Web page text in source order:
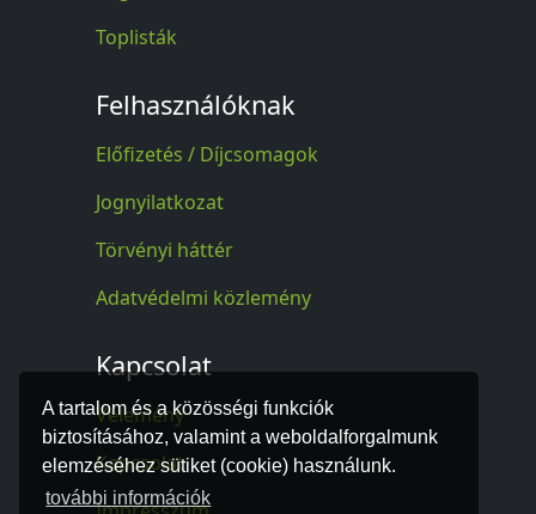
A tartalom és a közösségi funkciók
biztosításához, valamint a weboldalforgalmunk
elemzéséhez sütiket (cookie) használunk.
további információk
Toplisták
Felhasználóknak
Előfizetés / Díjcsomagok
Jognyilatkozat
Törvényi háttér
Adatvédelmi közlemény
Kapcsolat
Vélemény
Kapcsolat